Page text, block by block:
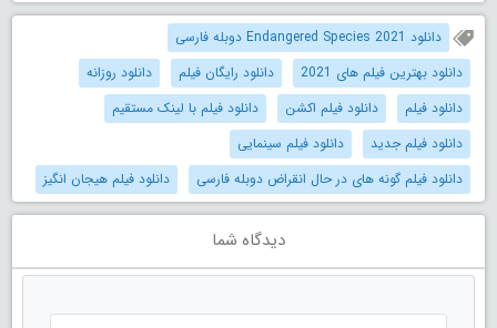
دانلود Endangered Species 2021 دوبله فارسی
دانلود بهترین فیلم های 2021
دانلود رایگان فیلم
دانلود روزانه
دانلود فیلم
دانلود فیلم اکشن
دانلود فیلم با لینک مستقیم
دانلود فیلم جدید
دانلود فیلم سینمایی
دانلود فیلم گونه های در حال انقراض دوبله فارسی
دانلود فیلم هیجان انگیز
دیدگاه شما